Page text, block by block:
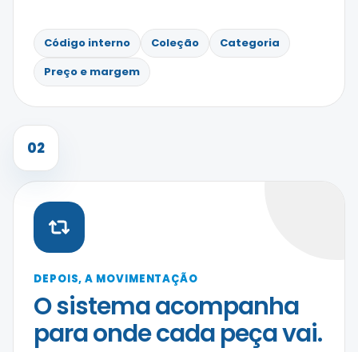
Código interno Coleção
Categoria
Preço e margem
02
DEPOIS, A MOVIMENTAÇÃO
O sistema acompanha
para onde cada peça vai.